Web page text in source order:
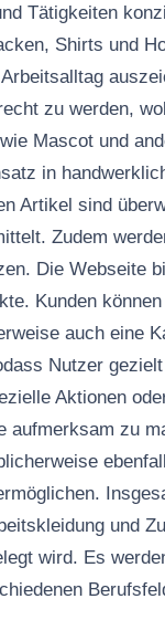
Tätigkeiten
Shirts und
zu werden,
Mascot und
in
Artikel sind
Zudem
Die Webseite
Kunden
auch eine
Nutzer
Aktionen
aufmerksam zu
und
wird. Es